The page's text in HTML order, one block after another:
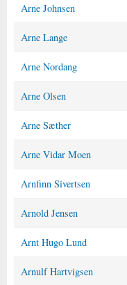
Arne Johnsen
Arne Lange
Arne Nordang
Arne Olsen
Arne Sæther
Arne Vidar Moen
Arnfinn Sivertsen
Arnold Jensen
Arnt Hugo Lund
Arnulf Hartvigsen